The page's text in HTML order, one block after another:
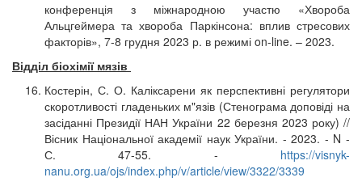
конференція з міжнародною участю «Хвороба
Альцгеймера та хвороба Паркінсона: вплив стресових
факторів», 7-8 грудня 2023 р. в режимі on-line. – 2023.
Відділ біохімії мязів
Костерін, С. О. Каліксарени як перспективні регулятори
скоротливості гладеньких м"язів (Стенограма доповіді на
засіданні Президії НАН України 22 березня 2023 року) //
Вісник Національної академії наук України. - 2023. - N -
С. 47-55. - https://visnyk-
nanu.org.ua/ojs/index.php/v/article/view/3322/3339